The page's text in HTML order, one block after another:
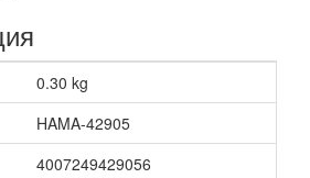
0.30 kg
HAMA-42905
4007249429056